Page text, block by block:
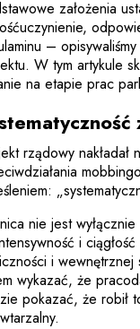
założenia
–
W tym artykule
na etapie prac
rządowy
nie jest
i
i
wykazać, że
pokazać, że robił